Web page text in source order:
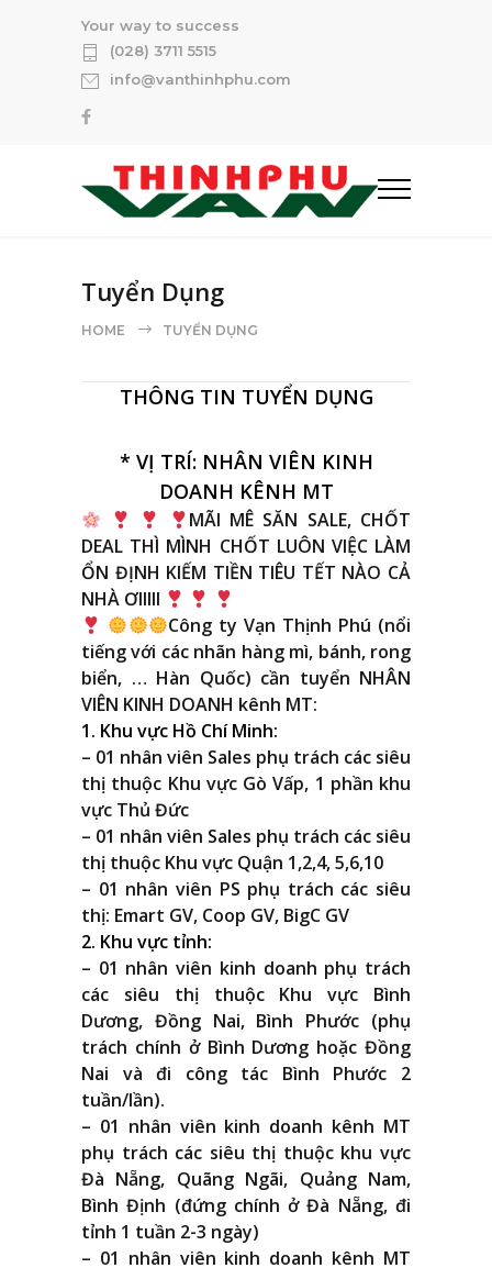
Your way to success
(028) 3711 5515
info@vanthinhphu.com
Tuyển Dụng
HOME TUYỂN DỤNG
THÔNG TIN TUYỂN DỤNG
* VỊ TRÍ: NHÂN VIÊN KINH
DOANH KÊNH MT
MÃI MÊ SĂN SALE, CHỐT
DEAL THÌ MÌNH CHỐT LUÔN VIỆC LÀM
ỔN ĐỊNH KIẾM TIỀN TIÊU TẾT NÀO CẢ
NHÀ ƠIIIII
Công ty Vạn Thịnh Phú (nổi
tiếng với các nhãn hàng mì, bánh, rong
biển, … Hàn Quốc) cần tuyển NHÂN
VIÊN KINH DOANH kênh MT:
1. Khu vực Hồ Chí Minh:
– 01 nhân viên Sales phụ trách các siêu
thị thuộc Khu vực Gò Vấp, 1 phần khu
vực Thủ Đức
– 01 nhân viên Sales phụ trách các siêu
thị thuộc Khu vực Quận 1,2,4, 5,6,10
– 01 nhân viên PS phụ trách các siêu
thị: Emart GV, Coop GV, BigC GV
2. Khu vực tỉnh:
– 01 nhân viên kinh doanh phụ trách
các siêu thị thuộc Khu vực Bình
Dương, Đồng Nai, Bình Phước (phụ
trách chính ở Bình Dương hoặc Đồng
Nai và đi công tác Bình Phước 2
tuần/lần).
– 01 nhân viên kinh doanh kênh MT
phụ trách các siêu thị thuộc khu vực
Đà Nẵng, Quãng Ngãi, Quảng Nam,
Bình Định (đứng chính ở Đà Nẵng, đi
tỉnh 1 tuần 2-3 ngày)
– 01 nhân viên kinh doanh kênh MT